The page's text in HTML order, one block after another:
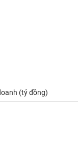
(tỷ đồng)